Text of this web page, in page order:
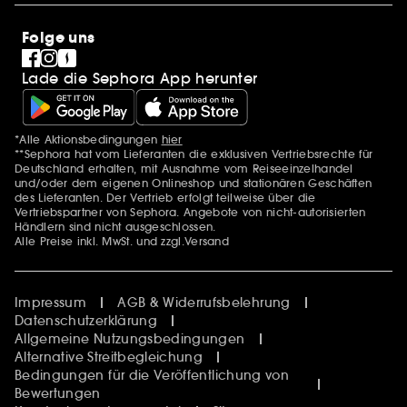
SEPHORA Prize
Pride
Folge uns
Lade die Sephora App herunter
Zusätzlich Erwähnungen
*Alle Aktionsbedingungen hier
**Sephora hat vom Lieferanten die exklusiven Vertriebsrechte für
Deutschland erhalten, mit Ausnahme vom Reiseeinzelhandel
und/oder dem eigenen Onlineshop und stationären Geschäften
des Lieferanten. Der Vertrieb erfolgt teilweise über die
Vertriebspartner von Sephora. Angebote von nicht-autorisierten
Händlern sind nicht ausgeschlossen.
Alle Preise inkl. MwSt. und zzgl.Versand
Impressum
AGB & Widerrufsbelehrung
Datenschutzerklärung
Allgemeine Nutzungsbedingungen
Alternative Streitbegleichung
Bedingungen für die Veröffentlichung von
Bewertungen